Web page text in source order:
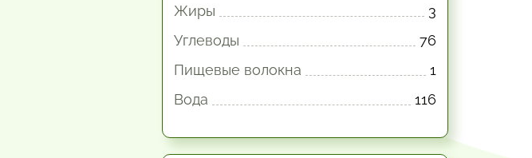
Жиры
3
Углеводы
76
Пищевые волокна
1
Вода
116